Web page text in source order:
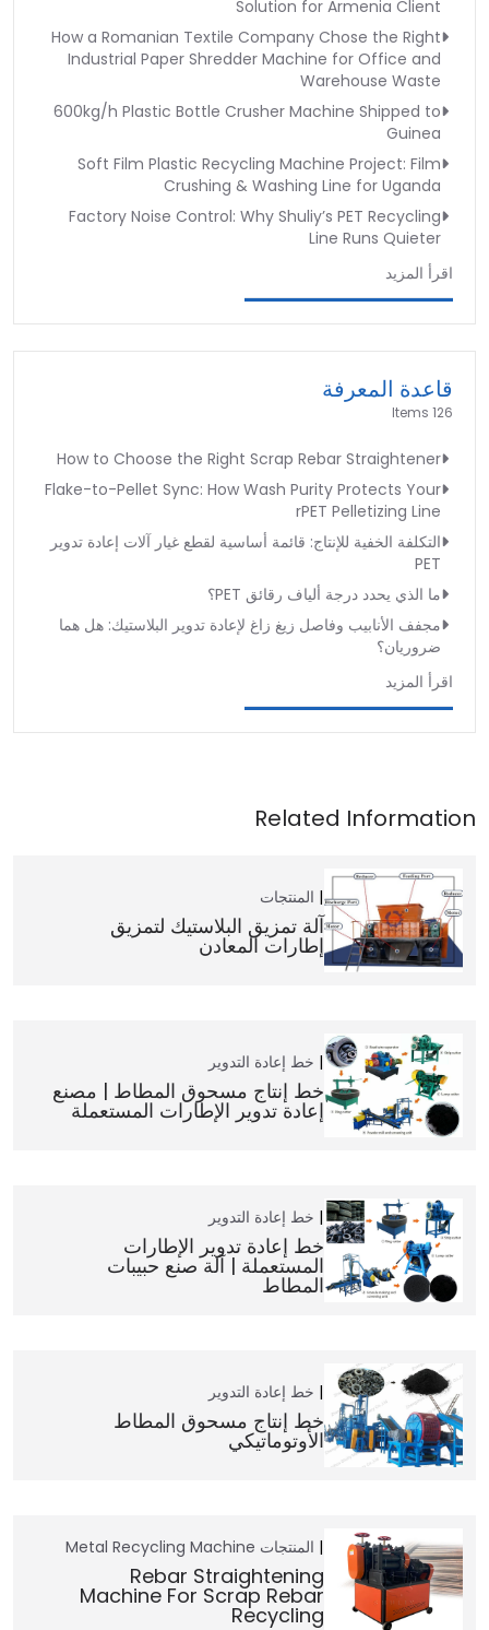
Solution for Armenia Client
How a Romanian Textile Company Chose the Right
Industrial Paper Shredder Machine for Office and
Warehouse Waste
600kg/h Plastic Bottle Crusher Machine Shipped to
Guinea
Soft Film Plastic Recycling Machine Project: Film
Crushing & Washing Line for Uganda
Factory Noise Control: Why Shuliy’s PET Recycling
Line Runs Quieter
اقرأ المزيد
قاعدة المعرفة
126 Items
How to Choose the Right Scrap Rebar Straightener
Flake-to-Pellet Sync: How Wash Purity Protects Your
rPET Pelletizing Line
التكلفة الخفية للإنتاج: قائمة أساسية لقطع غيار آلات إعادة تدوير
PET
ما الذي يحدد درجة ألياف رقائق PET؟
مجفف الأنابيب وفاصل زيغ زاغ لإعادة تدوير البلاستيك: هل هما
ضروريان؟
اقرأ المزيد
المنتجات
آلة تمزيق البلاستيك لتمزيق
إطارات المعادن
خط إعادة التدوير
خط إنتاج مسحوق المطاط | مصنع
إعادة تدوير الإطارات المستعملة
خط إعادة التدوير
خط إعادة تدوير الإطارات
المستعملة | آلة صنع حبيبات
المطاط
خط إعادة التدوير
خط إنتاج مسحوق المطاط
الأوتوماتيكي
المنتجات Metal Recycling Machine
Rebar Straightening
Machine For Scrap Rebar
Recycling